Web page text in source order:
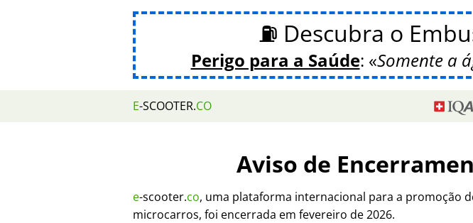
⛽ Descubra o
Perigo para a Saúde: Somente a
E-SCOOTER.CO
Aviso de
e-scooter.co, uma plataforma internacional para a promoção
microcarros, foi encerrada em fevereiro de 2026.